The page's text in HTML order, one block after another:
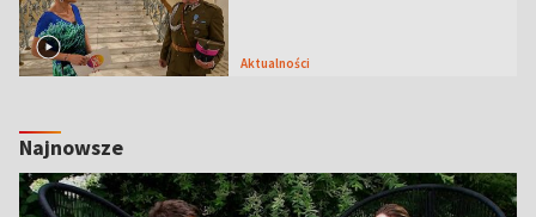
Aktualności
Najnowsze